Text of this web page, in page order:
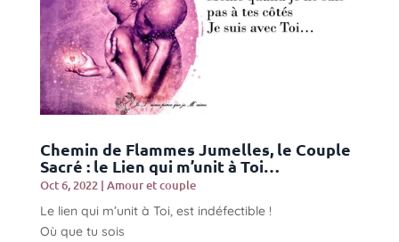
Chemin de Flammes Jumelles, le Couple
Sacré : le Lien qui m’unit à Toi…
Oct 6, 2022| Amour et couple
Le lien qui m’unit à Toi, est indéfectible !
Où que tu sois